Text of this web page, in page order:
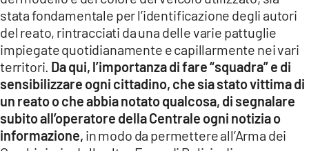
stata fondamentale per l’identificazione degli autori
del reato, rintracciati da una delle varie pattuglie
impiegate quotidianamente e capillarmente nei vari
territori. Da qui, l’importanza di fare “squadra” e di
sensibilizzare ogni cittadino, che sia stato vittima di
un reato o che abbia notato qualcosa, di segnalare
subito all’operatore della Centrale ogni notizia o
informazione, in modo da permettere all’Arma dei